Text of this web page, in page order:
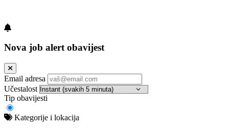
Nova job alert obavijest
Email adresa
Učestalost
Tip obavijesti
Kategorije i lokacija